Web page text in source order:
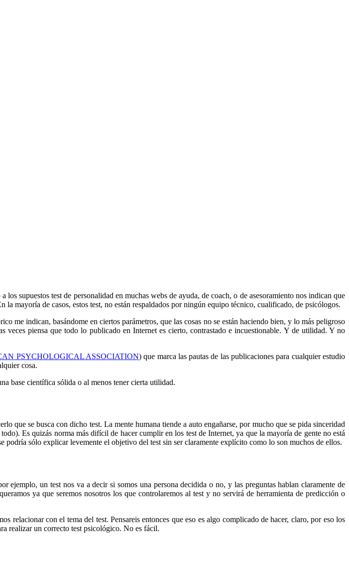
supuestos test de personalidad en muchas webs de ayuda, de coach, o de asesoramiento nos indican que
mayoría de casos, estos test, no están respaldados por ningún equipo técnico, cualificado, de psicólogos.
me indican, basándome en ciertos parámetros, que las cosas no se están haciendo bien, y lo más peligroso
piensa que todo lo publicado en Internet es cierto, contrastado e incuestionable. Y de utilidad. Y no
PSYCHOLOGICAL ASSOCIATION) que marca las pautas de las publicaciones para cualquier estudio
cosa.
base científica sólida o al menos tener cierta utilidad.
que se busca con dicho test. La mente humana tiende a auto engañarse, por mucho que se pida sinceridad
Es quizás norma más difícil de hacer cumplir en los test de Internet, ya que la mayoría de gente no está
podría sólo explicar levemente el objetivo del test sin ser claramente explícito como lo son muchos de ellos.
un test nos va a decir si somos una persona decidida o no, y las preguntas hablan claramente de
ya que seremos nosotros los que controlaremos al test y no servirá de herramienta de predicción o
relacionar con el tema del test. Pensareis entonces que eso es algo complicado de hacer, claro, por eso los
realizar un correcto test psicológico. No es fácil.